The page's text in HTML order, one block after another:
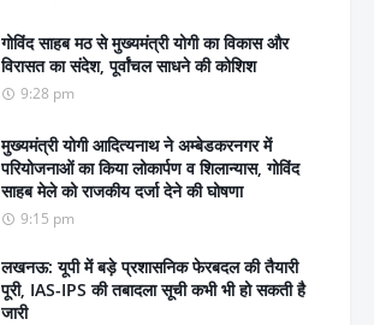
गोविंद साहब मठ से मुख्यमंत्री योगी का विकास और
विरासत का संदेश, पूर्वांचल साधने की कोशिश
9:28 pm
मुख्यमंत्री योगी आदित्यनाथ ने अम्बेडकरनगर में
परियोजनाओं का किया लोकार्पण व शिलान्यास, गोविंद
साहब मेले को राजकीय दर्जा देने की घोषणा
9:15 pm
लखनऊ: यूपी में बड़े प्रशासनिक फेरबदल की तैयारी
पूरी, IAS-IPS की तबादला सूची कभी भी हो सकती है
जारी